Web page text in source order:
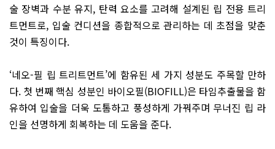
술 장벽과 수분 유지, 탄력 요소를 고려해 설계된 립 전용 트리
트먼트로, 입술 컨디션을 종합적으로 관리하는 데 초점을 맞춘
것이 특징이다.
‘네오-필 립 트리트먼트’에 함유된 세 가지 성분도 주목할 만하
다. 첫 번째 핵심 성분인 바이오필(BIOFILL)은 타임추출물을 함
유하여 입술을 더욱 도톰하고 풍성하게 가꿔주며 무너진 립 라
인을 선명하게 회복하는 데 도움을 준다.